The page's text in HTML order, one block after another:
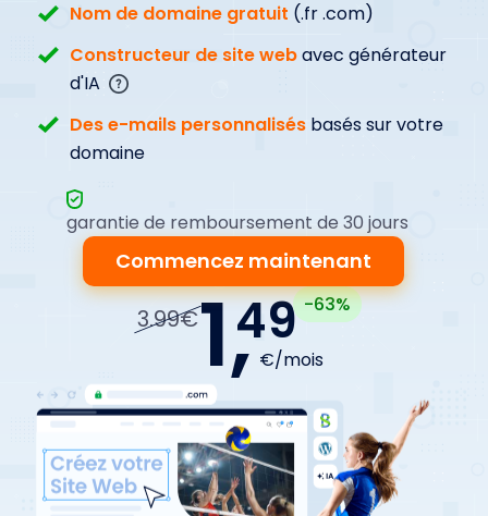
Nom de domaine gratuit (.fr .com)
Constructeur de site webavec générateur
d'IA
Des e-mails personnalisésbasés sur votre
domaine
3.99€1,49
€/mois
-63%
Commencez maintenant
garantie de remboursement de 30 jours